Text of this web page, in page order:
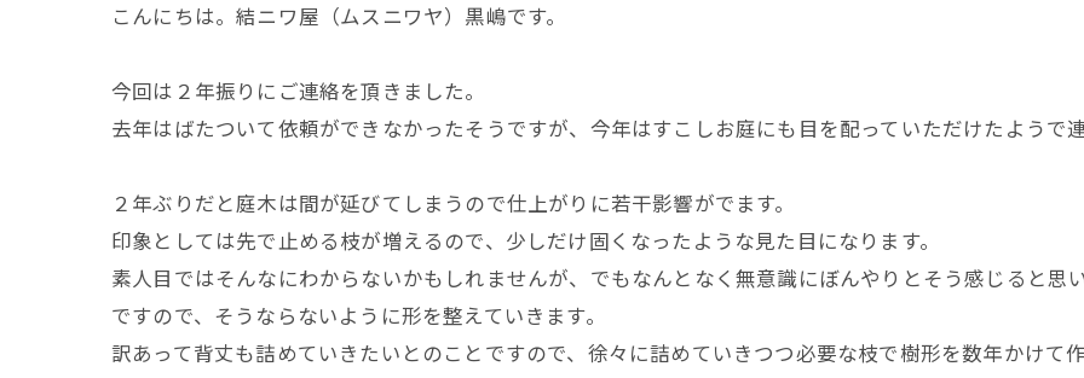
こんにちは。結ニワ屋（ムスニワヤ）黒嶋です。
今回は２年振りにご連絡を頂きました。
去年はばたついて依頼ができなかったそうですが、今年はすこしお庭にも目を配っていただけたようで
２年ぶりだと庭木は間が延びてしまうので仕上がりに若干影響がでます。
印象としては先で止める枝が増えるので、少しだけ固くなったような見た目になります。
素人目ではそんなにわからないかもしれませんが、でもなんとなく無意識にぼんやりとそう感じると思い
ですので、そうならないように形を整えていきます。
訳あって背丈も詰めていきたいとのことですので、徐々に詰めていきつつ必要な枝で樹形を数年かけて作